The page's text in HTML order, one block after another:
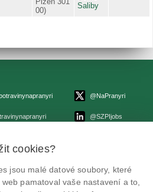
00)
Saliby
@NaPranyri
@SZPIjobs
inspekce 2026
cookies?
jsou malé datové soubory, které
pamatoval vaše nastavení a to,